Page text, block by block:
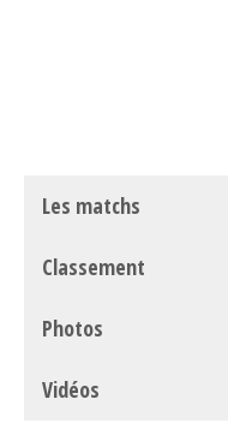
Les matchs
Classement
Photos
Vidéos